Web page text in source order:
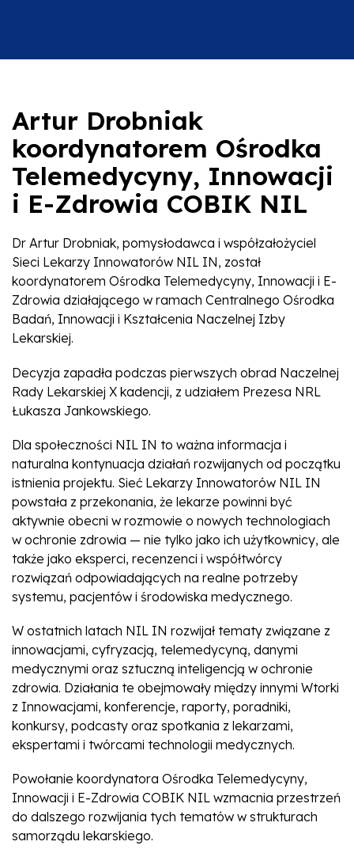
Artur Drobniak
koordynatorem Ośrodka
Telemedycyny, Innowacji
i E-Zdrowia COBIK NIL
Dr Artur Drobniak, pomysłodawca i współzałożyciel
Sieci Lekarzy Innowatorów NIL IN, został
koordynatorem Ośrodka Telemedycyny, Innowacji i E-
Zdrowia działającego w ramach Centralnego Ośrodka
Badań, Innowacji i Kształcenia Naczelnej Izby
Lekarskiej.
Decyzja zapadła podczas pierwszych obrad Naczelnej
Rady Lekarskiej X kadencji, z udziałem Prezesa NRL
Łukasza Jankowskiego.
Dla społeczności NIL IN to ważna informacja i
naturalna kontynuacja działań rozwijanych od początku
istnienia projektu. Sieć Lekarzy Innowatorów NIL IN
powstała z przekonania, że lekarze powinni być
aktywnie obecni w rozmowie o nowych technologiach
w ochronie zdrowia — nie tylko jako ich użytkownicy, ale
także jako eksperci, recenzenci i współtwórcy
rozwiązań odpowiadających na realne potrzeby
systemu, pacjentów i środowiska medycznego.
W ostatnich latach NIL IN rozwijał tematy związane z
innowacjami, cyfryzacją, telemedycyną, danymi
medycznymi oraz sztuczną inteligencją w ochronie
zdrowia. Działania te obejmowały między innymi Wtorki
z Innowacjami, konferencje, raporty, poradniki,
konkursy, podcasty oraz spotkania z lekarzami,
ekspertami i twórcami technologii medycznych.
Powołanie koordynatora Ośrodka Telemedycyny,
Innowacji i E-Zdrowia COBIK NIL wzmacnia przestrzeń
do dalszego rozwijania tych tematów w strukturach
samorządu lekarskiego.